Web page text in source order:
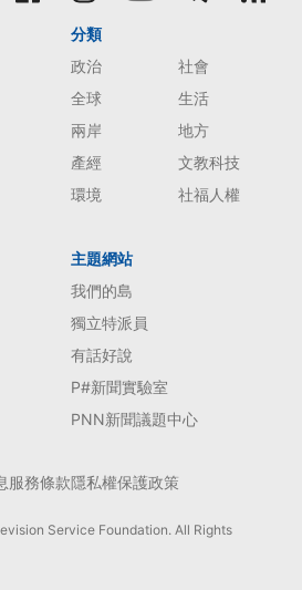
分類
政治
社會
全球
生活
兩岸
地方
產經
文教科技
環境
社福人權
主題網站
我們的島
獨立特派員
有話好說
P#新聞實驗室
PNN新聞議題中心
服務條款隱私權保護政策
Service Foundation. All Rights